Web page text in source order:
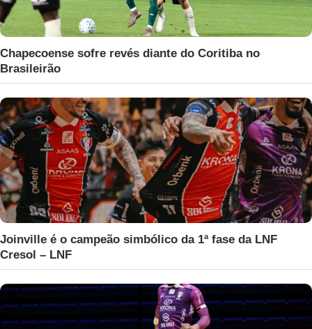
Chapecoense sofre revés diante do Coritiba no
Brasileirão
Joinville é o campeão simbólico da 1ª fase da LNF
Cresol – LNF